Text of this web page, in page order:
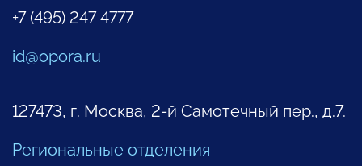
+7 (495) 247 4777
id@opora.ru
127473, г. Москва, 2-й Самотечный пер., д.7.
Региональные отделения